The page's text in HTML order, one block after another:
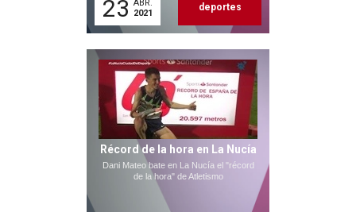
23 ABR.
2021
deportes
Récord de la hora en La Nucía
Dani Mateo bate en La Nucía el "récord
de la hora" de Atletismo